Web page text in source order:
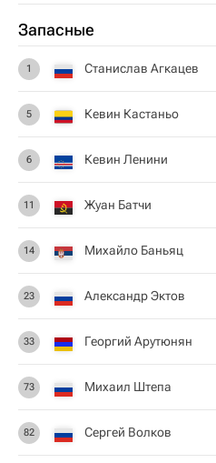
Запасные
1 Станислав Агкацев
5 Кевин Кастаньо
6 Кевин Ленини
11 Жуан Батчи
14 Михайло Баньяц
23 Александр Эктов
33 Георгий Арутюнян
73 Михаил Штепа
82 Сергей Волков